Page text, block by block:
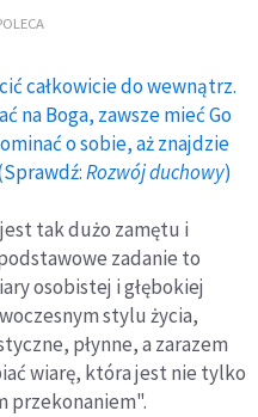
całkowicie do wewnątrz.
na Boga, zawsze mieć Go
o sobie, aż znajdzie
Rozwój duchowy)
tak dużo zamętu i
zadanie to
osobistej i głębokiej
stylu życia,
płynne, a zarazem
wiarę, która jest nie tylko
przekonaniem".